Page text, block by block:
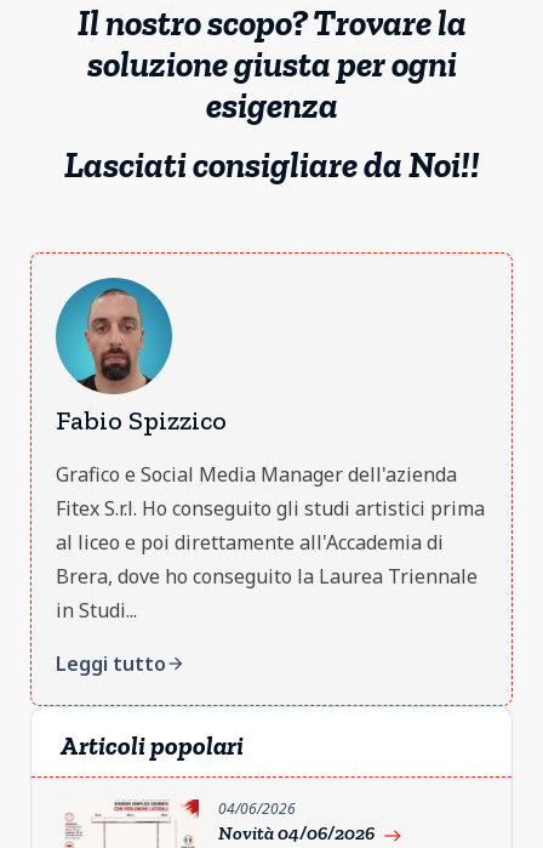
Il nostro scopo? Trovare la
soluzione giusta per ogni
esigenza
Lasciati consigliare da Noi!!
Fabio Spizzico
Grafico e Social Media Manager dell'azienda
Fitex S.r.l. Ho conseguito gli studi artistici prima
al liceo e poi direttamente all'Accademia di
Brera, dove ho conseguito la Laurea Triennale
in Studi...
Leggi tuttoarrow_forward
Articoli popolari
04/06/2026
Novità 04/06/2026 east